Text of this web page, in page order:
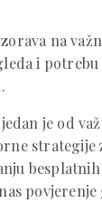
na
i potrebu
je od
strategije